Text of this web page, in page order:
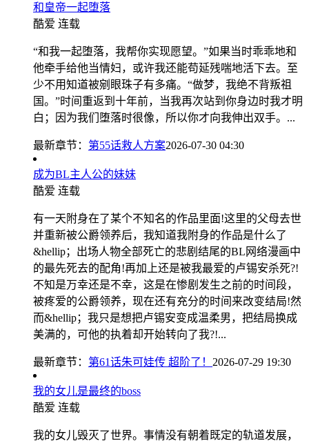
和皇帝一起堕落
酷爱 连载
“和我一起堕落，我帮你实现愿望。”如果当时乖乖地和
他牵手给他当情妇，或许我还能苟延残喘地活下去。至
少不用知道被剜眼珠子有多痛。“做梦，我绝不背叛祖
国。”时间重返到十年前，当我再次站到你身边时我才明
白；因为我们堕落时很像，所以你才向我伸出双手。...
最新章节： 第55话救人方案2026-07-30 04:30
成为BL主人公的妹妹
酷爱 连载
有一天附身在了某个不知名的作品里面!这里的父母去世
并重新被公爵领养后，我知道我附身的作品是什么了
&hellip；出场人物全部死亡的悲剧结尾的BL网络漫画中
的最先死去的配角!再加上还是被我最爱的卢锡安杀死?!
不知是万幸还是不幸，这是在惨剧发生之前的时间段，
被疼爱的公爵领养，现在还有充分的时间来改变结局!然
而&hellip；我只是想把卢锡安变成温柔男，把结局换成
美满的，可他的执着却开始转向了我?!...
最新章节： 第61话朱可娃传 超阶了！ 2026-07-29 19:30
我的女儿是最终的boss
酷爱 连载
我的女儿毁灭了世界。事情没有朝着既定的轨道发展，